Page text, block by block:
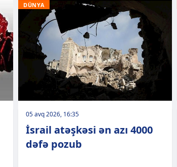
DÜNYA
05 avq 2026, 16:35
İsrail atəşkəsi ən azı 4000
dəfə pozub